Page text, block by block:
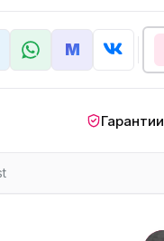
M
БЫТОВАЯ ТЕХНИКА
Гарантии